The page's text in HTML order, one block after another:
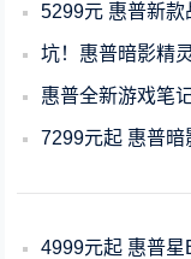
5299元 惠普新款战X锐龙
坑！惠普暗影精灵上千人
惠普全新游戏笔记本
7299元起 惠普暗影精灵
4999元起 惠普星Book Pro